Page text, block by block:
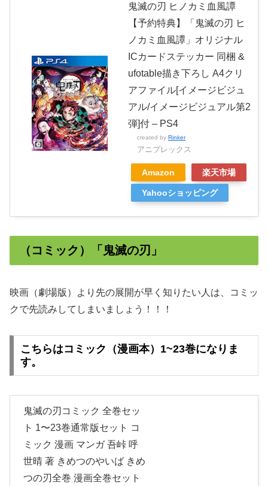
鬼滅の刃 ヒノカミ血風譚
【予約特典】「鬼滅の刃 ヒ
ノカミ血風譚」オリジナル
ICカードステッカー 同梱 &
ufotable描き下ろし A4クリ
アファイル[イメージビジュ
アル/イメージビジュアル第2
弾]付 – PS4
created by Rinker
アニプレックス
Amazon 楽天市場
Yahooショッピング
（コミック）「鬼滅の刃」
映画（劇場版）より先の展開が早く知りたい人は、コミッ
クで先読みしてしまいましょう！！！
こちらはコミック（漫画本）1~23巻になりま
す。
鬼滅の刃コミック 全巻セッ
ト 1〜23巻通常版セット コ
ミック 漫画 マンガ 吾峠 呼
世晴 著 きめつのやいば きめ
つの刃全巻 漫画全巻セット